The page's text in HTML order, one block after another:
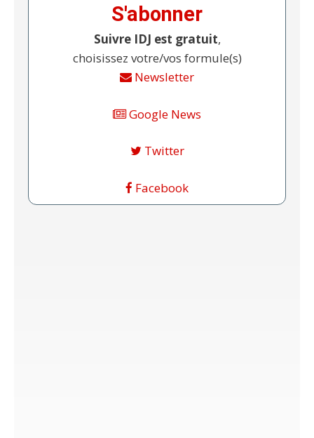
S'abonner
Suivre IDJ est gratuit,
choisissez votre/vos formule(s)
Newsletter
Google News
Twitter
Facebook